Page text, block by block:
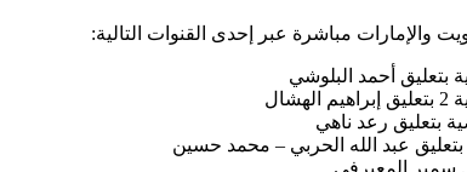
والإمارات مباشرة عبر إحدى القنوات التالية:
بتعليق أحمد البلوشي
بتعليق رعد ناهي